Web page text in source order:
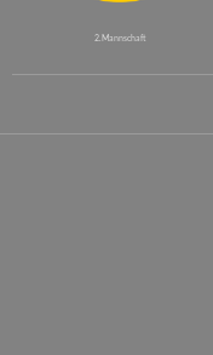
2. Mannschaft